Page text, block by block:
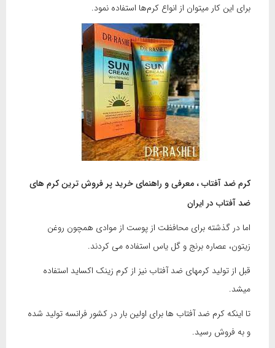
برای این کار میتوان از انواع کرم‌ها استفاده نمود.
کرم ضد آفتاب ، معرفی و راهنمای خرید پر فروش ترین کرم های
ضد آفتاب در ایران
اما در گذشته برای محافظت از پوست از موادی همچون روغن
زیتون، عصاره برنج و گل یاس استفاده می کردند.
قبل از تولید کرمهای ضد آفتاب نیز از کرم زینک اکساید استفاده
میشد.
تا اینکه کرم ضد آفتاب ها برای اولین بار در کشور فرانسه تولید شده
و به فروش رسید.